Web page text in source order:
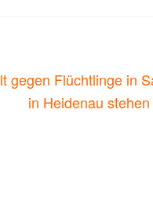
gegen Flüchtlinge in
in Heidenau